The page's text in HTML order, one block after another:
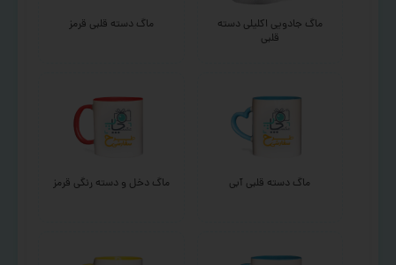
ماگ جادویی اکلیلی دسته
قلبی
ماگ دسته قلبی قرمز
ماگ دسته قلبی آبی ماگ دخل و دسته رنگی قرمز